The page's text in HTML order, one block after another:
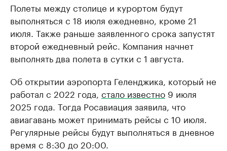
Полеты между столице и курортом будут
выполняться с 18 июля ежедневно, кроме 21
июля. Также раньше заявленного срока запустят
второй ежедневный рейс. Компания начнет
выполнять два полета в сутки с 1 августа.
Об открытии аэропорта Геленджика, который не
работал с 2022 года, стало известно 9 июля
2025 года. Тогда Росавиация заявила, что
авиагавань может принимать рейсы с 10 июля.
Регулярные рейсы будут выполняться в дневное
время с 8:30 до 20:00.